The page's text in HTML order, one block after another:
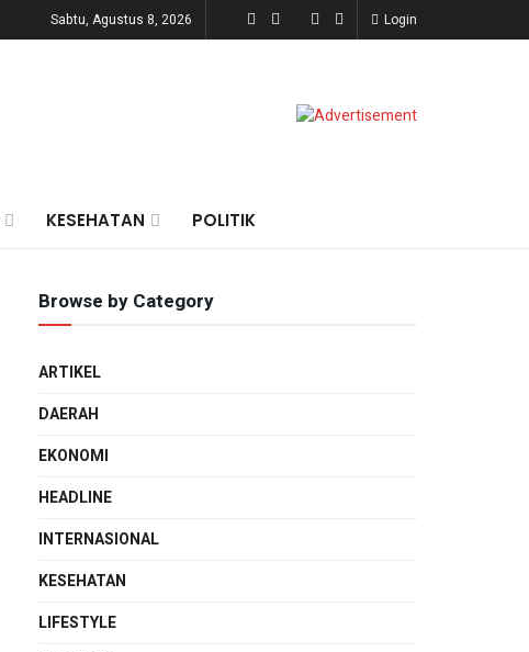
Sabtu, Agustus 8, 2026 Login
KESEHATAN POLITIK
Browse by Category
ARTIKEL
DAERAH
EKONOMI
HEADLINE
INTERNASIONAL
KESEHATAN
LIFESTYLE